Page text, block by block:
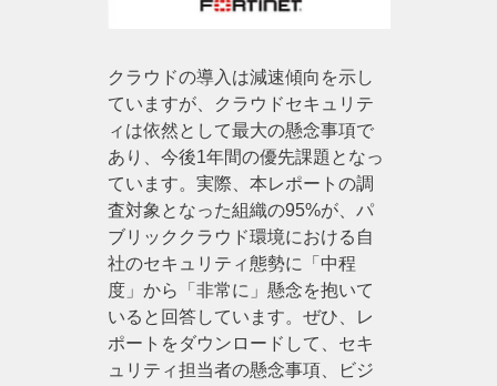
クラウドの導入は減速傾向を示し
ていますが、クラウドセキュリテ
ィは依然として最大の懸念事項で
あり、今後1年間の優先課題となっ
ています。実際、本レポートの調
査対象となった組織の95%が、パ
ブリッククラウド環境における自
社のセキュリティ態勢に「中程
度」から「非常に」懸念を抱いて
いると回答しています。ぜひ、レ
ポートをダウンロードして、セキ
ュリティ担当者の懸念事項、ビジ